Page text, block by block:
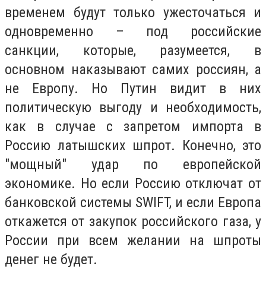
временем будут только ужесточаться и
одновременно – под российские
санкции, которые, разумеется, в
основном наказывают самих россиян, а
не Европу. Но Путин видит в них
политическую выгоду и необходимость,
как в случае с запретом импорта в
Россию латышских шпрот. Конечно, это
"мощный" удар по европейской
экономике. Но если Россию отключат от
банковской системы SWIFT, и если Европа
откажется от закупок российского газа, у
России при всем желании на шпроты
денег не будет.